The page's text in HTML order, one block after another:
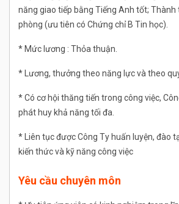
năng giao tiếp bằng Tiếng Anh tốt; Thành
phòng (ưu tiên có Chứng chỉ B Tin học).
* Mức lương : Thỏa thuận.
* Lương, thưởng theo năng lực và theo
* Có cơ hội thăng tiến trong công việc,
phát huy khả năng tối đa.
* Liên tục được Công Ty huấn luyện, đào
kiến thức và kỹ năng công việc
Yêu cầu chuyên môn